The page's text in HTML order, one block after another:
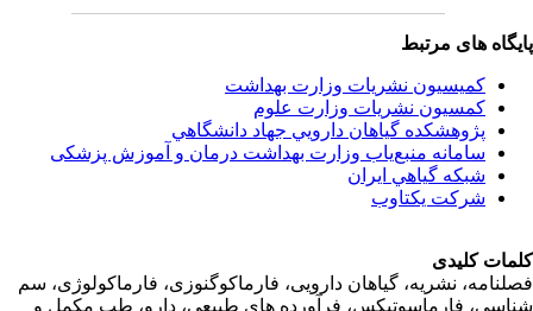
های مرتبط
کمیسیون نشریات وزارت بهداشت
کمسیون نشریات وزارت علوم
پژوهشكده گياهان دارويي جهاد دانشگاهي
سامانه منبع‌ياب وزارت بهداشت درمان و آموزش پزشکی
شبكه گياهي ايران
شرکت یکتاوب
کلیدی
نشریه، گیاهان دارویی، فارماکوگنوزی، فارماکولوژی، سم
فارماسوتیکس، فرآورده های طبیعی، دارو، طب مکمل و